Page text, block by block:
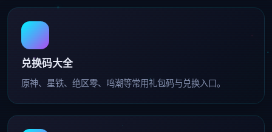
兑换码大全
原神、星铁、绝区零、鸣潮等常用礼包码与兑换入口。